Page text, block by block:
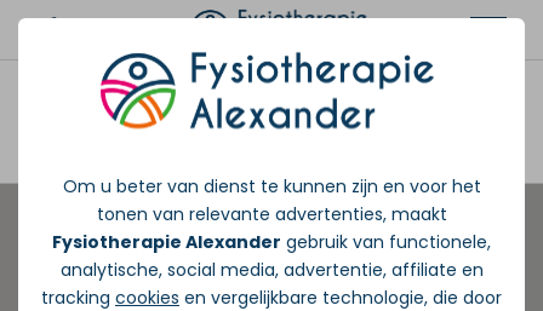
Om u beter van dienst te kunnen zijn en voor het
tonen van relevante advertenties, maakt
Fysiotherapie Alexander gebruik van functionele,
analytische, social media, advertentie, affiliate en
tracking cookies en vergelijkbare technologie, die door
Afspraak maken